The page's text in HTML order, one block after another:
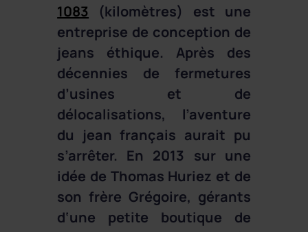
1083 (kilomètres) est une
entreprise de conception de
jeans éthique. Après des
décennies de fermetures
d’usines et de
délocalisations, l’aventure
du jean français aurait pu
s’arrêter. En 2013 sur une
idée de Thomas Huriez et de
son frère Grégoire, gérants
d‘une petite boutique de